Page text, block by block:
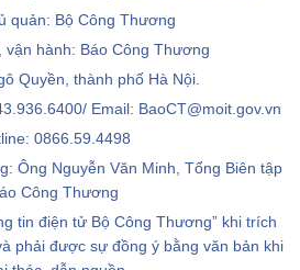
quản: Bộ Công Thương
hành: Báo Công Thương
Quyền, thành phố Hà Nội.
Email: BaoCT@moit.gov.vn
0866.59.4498
Ông Nguyễn Văn Minh, Tổng Biên tập
Công Thương
tin điện tử Bộ Công Thương” khi trích
phải được sự đồng ý bằng văn bản khi